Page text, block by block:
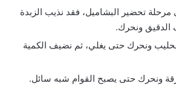
مرحلة تحضير البشاميل، فقد نذيب الزبدة
ونحرك.
ونحرك حتى يغلي، ثم نضيف الكمية
ونحرك حتى يصبح القوام شبه سائل.